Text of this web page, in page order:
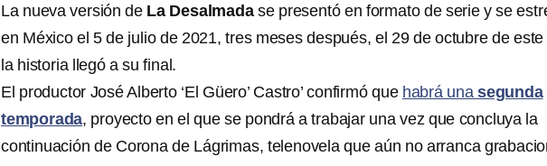
La nueva versión de La Desalmadase presentó en formato de serie y se
en México el 5 de julio de 2021, tres meses después, el 29 de octubre de
la historia llegó a su final.
El productor José Alberto ‘El Güero’ Castro’ confirmó que habrá unasegunda
temporada, proyecto en el que se pondrá a trabajar una vez que concluya la
continuación de Corona de Lágrimas, telenovela que aún no arranca